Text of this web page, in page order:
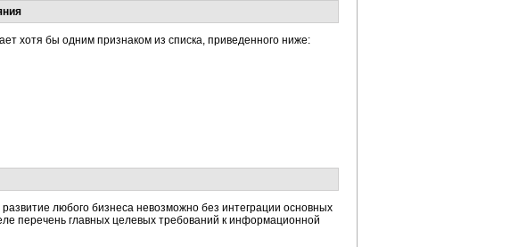
хотя бы одним признаком из списка, приведенного ниже:
любого бизнеса невозможно без интеграции основных
перечень главных целевых требований к информационной